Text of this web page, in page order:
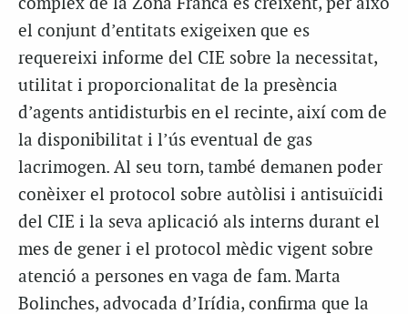
el conjunt d’entitats exigeixen que es
requereixi informe del CIE sobre la necessitat,
utilitat i proporcionalitat de la presència
d’agents antidisturbis en el recinte, així com de
la disponibilitat i l’ús eventual de gas
lacrimogen. Al seu torn, també demanen poder
conèixer el protocol sobre autòlisi i antisuïcidi
del CIE i la seva aplicació als interns durant el
mes de gener i el protocol mèdic vigent sobre
atenció a persones en vaga de fam. Marta
Bolinches, advocada d’Irídia, confirma que la